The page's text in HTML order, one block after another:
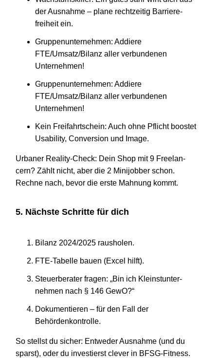
der Aus­nahme – plane recht­zei­tig Barriere­
freiheit ein.
Grup­pen­un­ter­neh­men: Addiere
FTE/Umsatz/Bilanz aller ver­bun­de­nen
Unternehmen!
Grup­pen­un­ter­neh­men: Addiere
FTE/Umsatz/Bilanz aller ver­bun­de­nen
Unternehmen!
Kein Frei­fahrt­schein: Auch ohne Pflicht boos­tet
Usa­bi­lity, Con­ver­sion und Image.
Urba­ner Reality-Check: Dein Shop mit9 Free­lan­
cern? Zählt nicht, aber die 2 Mini­job­ber schon.
Rechne nach, bevor die erste Mah­nung kommt.
5. Nächste Schritte für dich
Bilanz 2024/2025 rausholen.
FTE-Tabelle bauen (Excel hilft).
Steu­er­be­ra­ter fragen:„Bin ich Kleinst­unter­
nehmen nach § 146 GewO?“
Doku­men­tie­ren – für den Fall der
Behördenkontrolle.
So stellst du sicher: Ent­we­der Aus­nahme (und du
sparst), oder du inves­tierst clever in BFSG-Fitness.